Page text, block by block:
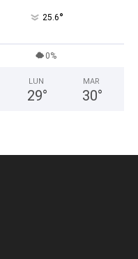
25.6°
0%
LUN
29°
MAR
30°